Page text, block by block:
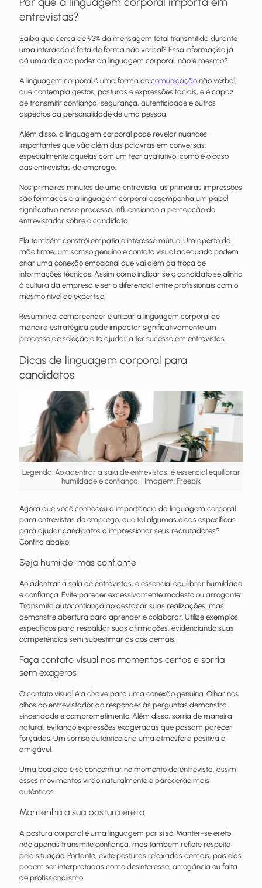
entrevistas?
Saiba que cerca de 93% da mensagem total transmitida durante
uma interação é feita de forma não verbal? Essa informação já
dá uma dica do poder da linguagem corporal, não é mesmo?
A linguagem corporal é uma forma de comunicação não verbal,
que contempla gestos, posturas e expressões faciais, e é capaz
de transmitir confiança, segurança, autenticidade e outros
aspectos da personalidade de uma pessoa.
Além disso, a linguagem corporal pode revelar nuances
importantes que vão além das palavras em conversas,
especialmente aquelas com um teor avaliativo, como é o caso
das entrevistas de emprego.
Nos primeiros minutos de uma entrevista, as primeiras impressões
são formadas e a linguagem corporal desempenha um papel
significativo nesse processo, influenciando a percepção do
entrevistador sobre o candidato.
Ela também constrói empatia e interesse mútuo. Um aperto de
mão firme, um sorriso genuíno e contato visual adequado podem
criar uma conexão emocional que vai além da troca de
informações técnicas. Assim como indicar se o candidato se alinha
à cultura da empresa e ser o diferencial entre profissionais com o
mesmo nível de expertise.
Resumindo: compreender e utilizar a linguagem corporal de
maneira estratégica pode impactar significativamente um
processo de seleção e te ajudar a ter sucesso em entrevistas.
Dicas de linguagem corporal para
candidatos
Legenda: Ao adentrar a sala de entrevistas, é essencial equilibrar
humildade e confiança. | Imagem: Freepik
Agora que você conheceu a importância da linguagem corporal
para entrevistas de emprego, que tal algumas dicas específicas
para ajudar candidatos a impressionar seus recrutadores?
Confira abaixo:
Seja humilde, mas confiante
Ao adentrar a sala de entrevistas, é essencial equilibrar humildade
e confiança. Evite parecer excessivamente modesto ou arrogante.
Transmita autoconfiança ao destacar suas realizações, mas
demonstre abertura para aprender e colaborar. Utilize exemplos
específicos para respaldar suas afirmações, evidenciando suas
competências sem subestimar as dos demais.
Faça contato visual nos momentos certos e sorria
sem exageros
O contato visual é a chave para uma conexão genuína. Olhar nos
olhos do entrevistador ao responder às perguntas demonstra
sinceridade e comprometimento. Além disso, sorria de maneira
natural, evitando expressões exageradas que possam parecer
forçadas. Um sorriso autêntico cria uma atmosfera positiva e
amigável.
Uma boa dica é se concentrar no momento da entrevista, assim
esses movimentos virão naturalmente e parecerão mais
autênticos.
Mantenha a sua postura ereta
A postura corporal é uma linguagem por si só. Manter-se ereto
não apenas transmite confiança, mas também reflete respeito
pela situação. Portanto, evite posturas relaxadas demais, pois elas
podem ser interpretadas como desinteresse, arrogância ou falta
de profissionalismo.